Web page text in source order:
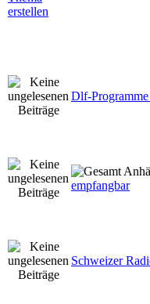
Dlf-
empfangbar
Schweizer